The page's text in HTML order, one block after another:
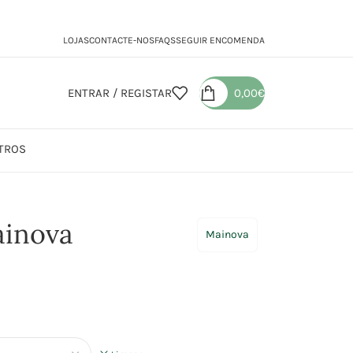
LOJASCONTACTE-NOSFAQSSEGUIR ENCOMENDA
ENTRAR / REGISTAR 0,00€
Mainova